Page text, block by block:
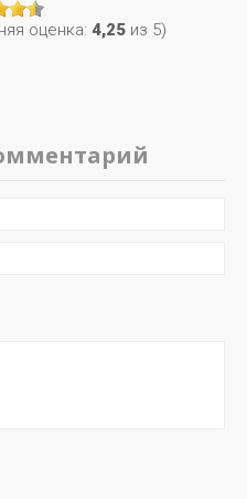
оценка: 4,25 из 5)